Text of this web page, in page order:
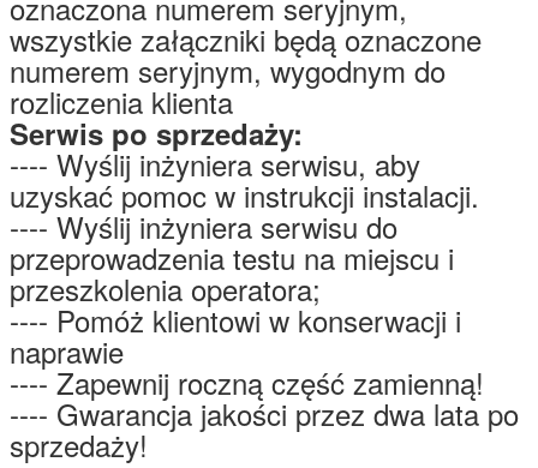
wszystkie załączniki będą oznaczone
numerem seryjnym, wygodnym do
rozliczenia klienta
Serwis po sprzedaży:
---- Wyślij inżyniera serwisu, aby
uzyskać pomoc w instrukcji instalacji.
---- Wyślij inżyniera serwisu do
przeprowadzenia testu na miejscu i
przeszkolenia operatora;
---- Pomóż klientowi w konserwacji i
naprawie
---- Zapewnij roczną część zamienną!
---- Gwarancja jakości przez dwa lata po
sprzedaży!